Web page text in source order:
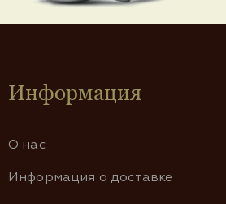
Информация
О нас
Информация о доставке